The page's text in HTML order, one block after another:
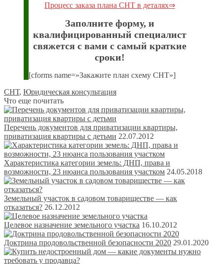
Процесс заказа плана СНТ в деталях⇒
Заполните форму, и
квалифицированный специалист
свяжется с вами с самый краткие
сроки!
[cforms name=»Закажите план схему СНТ»]
СНТ, Юридическая консультация
Что еще почитать
Перечень документов для приватизации квартиры,
приватизация квартиры с детьми 22.07.2012
Характеристика категории земель: ДНП, права и
возможности, 23 нюанса пользования участком 24.05.2018
Земельный участок в садовом товариществе — как
отказаться? 26.12.2012
Целевое назначение земельного участка 16.10.2012
Доктрина продовольственной безопасности 2020 29.01.2020